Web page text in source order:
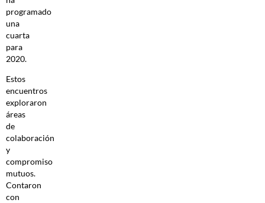
programado
una
cuarta
para
2020.
Estos
encuentros
exploraron
áreas
de
colaboración
y
compromiso
mutuos.
Contaron
con